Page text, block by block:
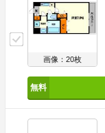
画像：20枚